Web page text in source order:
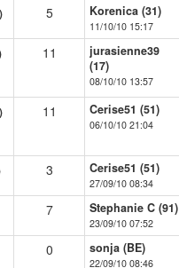
5 Korenica (31)
11/10/10 15:17
11
jurasienne39
(17)
08/10/10 13:57
11 Cerise51 (51)
06/10/10 21:04
3 Cerise51 (51)
27/09/10 08:34
7 Stephanie C (91)
23/09/10 07:52
0 sonja (BE)
22/09/10 08:46